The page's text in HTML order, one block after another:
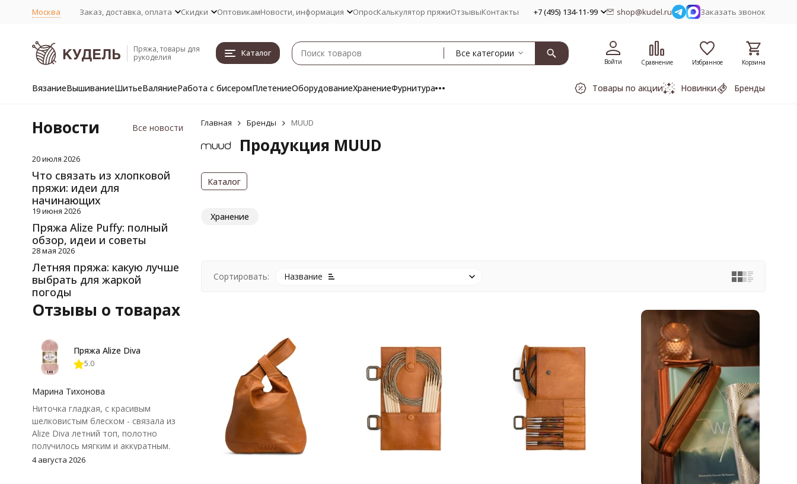
Москва Заказ, доставка, оплата Скидки ОптовикамНовости, информация ОпросКалькулятор пряжиОтзывыКонтакты +7 (495) 134-11-99 shop@kudel.ru Заказать звонок
Пряжа, товары для
рукоделия
Каталог Все категории
Войти Сравнение Избранное Корзина
ВязаниеВышиваниеШитьеВаляниеРабота с бисеромПлетениеОборудованиеХранениеФурнитура Товары по акции Новинки Бренды
Главная Бренды MUUD
Продукция MUUD
Каталог
Хранение
Сортировать: Название
Новости Все новости
20 июля 2026
Что связать из хлопковой
пряжи: идеи для
начинающих
19 июня 2026
Пряжа Alize Puffy: полный
обзор, идеи и советы
28 мая 2026
Летняя пряжа: какую лучше
выбрать для жаркой
погоды
Отзывы о товарах
Пряжа Alize Diva
5.0
Марина Тихонова
Ниточка гладкая, с красивым
шелковистым блеском - связала из
Alize Diva летний топ, полотно
получилось мягким и аккуратным.
Петли хорошо видны, вяжется
4 августа 2026